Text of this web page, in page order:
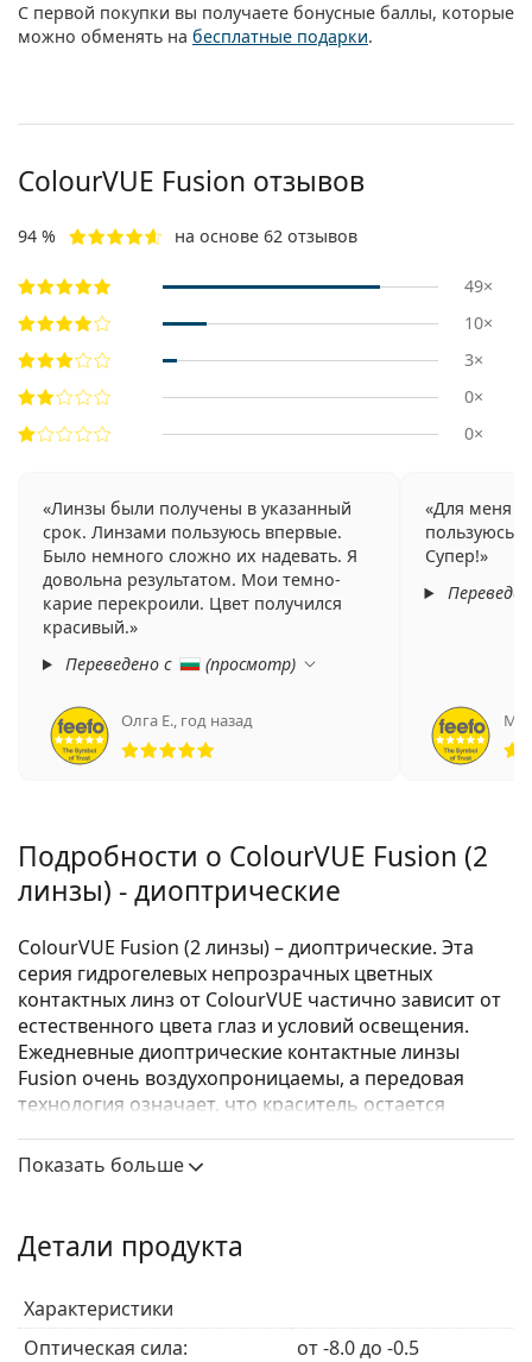
С первой покупки вы получаете бонусные баллы, которые
можно обменять на бесплатные подарки.
ColourVUE Fusion отзывов
94 % на основе 62 отзывов
49×
10×
3×
0×
0×
Линзы были получены в указанный
срок. Линзами пользуюсь впервые.
Было немного сложно их надевать. Я
довольна результатом. Мои темно-
карие перекроили. Цвет получился
красивый.
Переведено с
(просмотр)
Олга Е., год назад
Рейтинг 5 из 5
Для меня
пользуюсь
Супер!
Подробности о ColourVUE Fusion (2
линзы) - диоптрические
ColourVUE Fusion (2 линзы) – диоптрические. Эта
серия гидрогелевых непрозрачных цветных
контактных линз от ColourVUE частично зависит от
естественного цвета глаз и условий освещения.
Ежедневные диоптрические контактные линзы
Fusion очень воздухопроницаемы, а передовая
технология означает, что краситель остается
Контактные линзы ColourVUE Fusion в цветах Серый/
Это медицинское изделие. Перед использованием
Яркие цвета, натуральныецветные контактные
линзыили дикиелинзы для Хэллоуина? Узнайте,
Показать больше
Детали продукта
Характеристики
Оптическая сила:
от -8.0 до -0.5